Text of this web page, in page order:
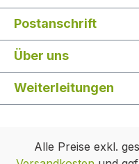
Postanschrift
Über uns
Weiterleitungen
Alle Preise exkl.